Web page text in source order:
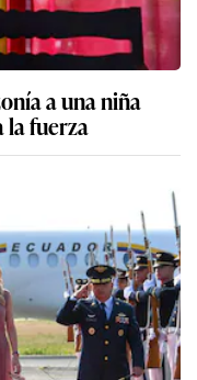
a una niña
la fuerza